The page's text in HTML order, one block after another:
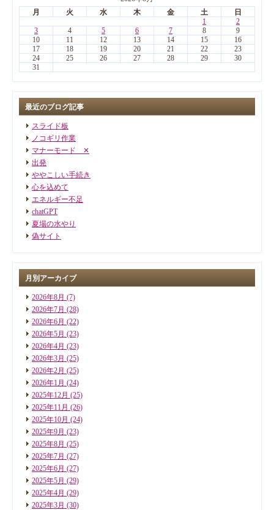
月
火 水 木 金 土
日
1
2
3
4 5 6 7 8
9
10
11 12 13 14 15
16
17
18 19 20 21 22
23
24
25 26 27 28 29
30
31
最近のブログ記事
スライド板
ノコギリ作業
マナーモード ✕
出発
ややこしい手続き
心を込めて
エネルギー不足
chatGPT
夏場の水やり
偽サイト
月別アーカイブ
2026年8月 (7)
2026年7月 (28)
2026年6月 (22)
2026年5月 (23)
2026年4月 (23)
2026年3月 (25)
2026年2月 (25)
2026年1月 (24)
2025年12月 (25)
2025年11月 (26)
2025年10月 (24)
2025年9月 (23)
2025年8月 (25)
2025年7月 (27)
2025年6月 (27)
2025年5月 (29)
2025年4月 (29)
2025年3月 (30)